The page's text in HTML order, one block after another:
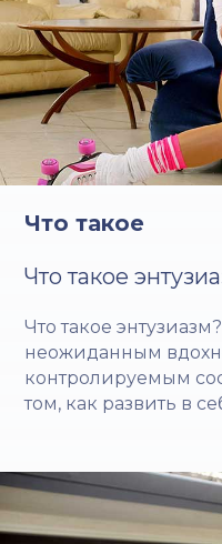
Что такое
Что такое
Что такое
неожиданным
контролируемым
том, как развить в